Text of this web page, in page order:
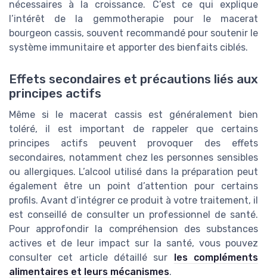
nécessaires à la croissance. C’est ce qui explique
l’intérêt de la gemmotherapie pour le macerat
bourgeon cassis, souvent recommandé pour soutenir le
système immunitaire et apporter des bienfaits ciblés.
Effets secondaires et précautions liés aux
principes actifs
Même si le macerat cassis est généralement bien
toléré, il est important de rappeler que certains
principes actifs peuvent provoquer des effets
secondaires, notamment chez les personnes sensibles
ou allergiques. L’alcool utilisé dans la préparation peut
également être un point d’attention pour certains
profils. Avant d’intégrer ce produit à votre traitement, il
est conseillé de consulter un professionnel de santé.
Pour approfondir la compréhension des substances
actives et de leur impact sur la santé, vous pouvez
consulter cet article détaillé sur les compléments
alimentaires et leurs mécanismes.